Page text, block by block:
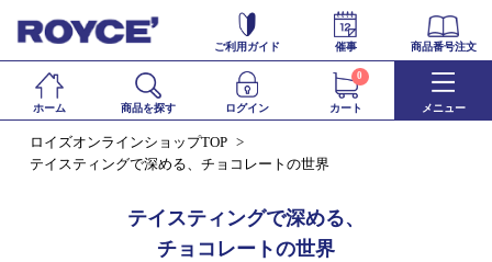
ご利用ガイド 催事 商品番号注文
ホーム 商品を探す ログイン カート
0
メニュー
ロイズオンラインショップTOP
テイスティングで深める、チョコレートの世界
テイスティングで深める、
チョコレートの世界